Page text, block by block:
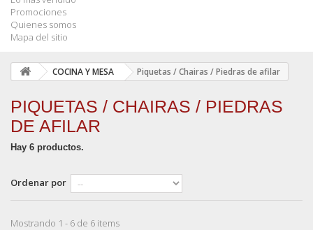
Promociones
Quienes somos
Mapa del sitio
COCINA Y MESA Piquetas / Chairas / Piedras de afilar
PIQUETAS / CHAIRAS / PIEDRAS
DE AFILAR
Hay 6 productos.
Ordenar por
Mostrando 1 - 6 de 6 items